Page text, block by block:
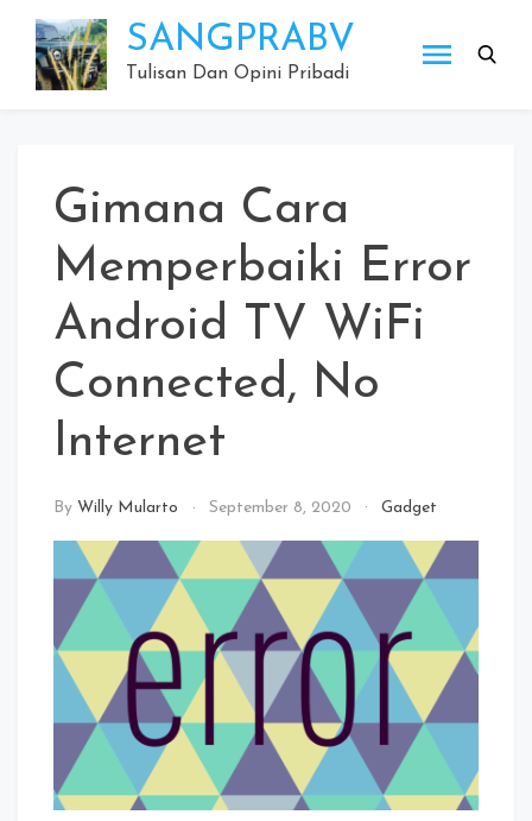
content
SANGPRABV
Tulisan Dan Opini Pribadi
Gimana Cara
Memperbaiki Error
Android TV WiFi
Connected, No
Internet
By Willy Mularto September 8, 2020 Gadget